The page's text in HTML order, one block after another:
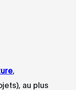
,
au plus